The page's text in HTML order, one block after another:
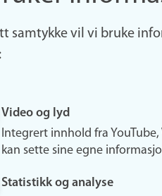
samtykke vil vi bruke
Video og lyd
Integrert innhold fra
kan sette sine egne
Statistikk og analyse